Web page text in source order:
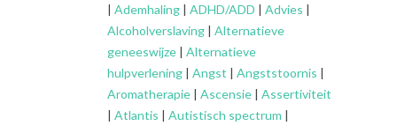
| Ademhaling | ADHD/ADD | Advies |
Alcoholverslaving | Alternatieve
geneeswijze | Alternatieve
hulpverlening | Angst | Angststoornis |
Aromatherapie | Ascensie | Assertiviteit
| Atlantis | Autistisch spectrum |